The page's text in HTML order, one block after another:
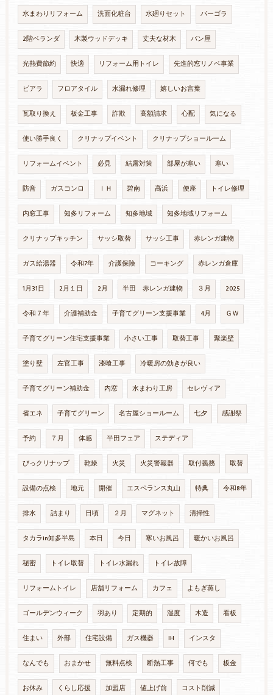
水まわりリフォーム 洗面化粧台 水廻りセット パーゴラ
2階ベランダ 木製ウッドデッキ 丈夫な材木 パン屋
光熱費節約 快適 リフォーム用トイレ 先進的窓リノベ事業
ピアラ フロアタイル 水漏れ修理 嬉しいお言葉
瓦取り換え 板金工事 詐欺 高額請求 心配 気になる
使い勝手良く クリナップイベント クリナップショールーム
リフォームイベント 必見 結露対策 部屋が寒い 寒い
防音 ガスコンロ ＩＨ 碧南 高浜 便座 トイレ修理
内窓工事 知多リフォーム 知多地域 知多地域リフォーム
クリナップキッチン サッシ取替 サッシ工事 赤レンガ建物
ガス給湯器 令和7年 介護保険 コーキング 赤レンガ倉庫
1月31日 2月１日 2月 半田 赤レンガ建物 ３月 2025
令和７年 介護補助金 子育てグリーン支援事業 4月 ＧＷ
子育てグリーン住宅支援事業 小さい工事 取替工事 聚楽壁
塗り壁 左官工事 漆喰工事 冷暖房の効きが良い
子育てグリーン補助金 内窓 水まわり工房 セレヴィア
省エネ 子育てグリーン 名古屋ショールーム 七夕 感謝祭
予約 ７月 体感 半田フェア ステディア
びっクリナップ 乾燥 火災 火災警報器 取付義務 取替
設備の点検 地元 開催 エスペランス丸山 特典 令和8年
排水 詰まり 日頃 ２月 マグネット 清掃性
タカラin知多半島 本日 今日 寒いお風呂 暖かいお風呂
秘密 トイレ取替 トイレ水漏れ トイレ故障
リフォームトイレ 店舗リフォーム カフェ よもぎ蒸し
ゴールデンウィーク 羽あり 定期的 湿度 木造 看板
住まい 外部 住宅設備 ガス機器 IH インスタ
なんでも おまかせ 無料点検 断熱工事 何でも 板金
お休み くらし応援 加盟店 値上げ前 コスト削減